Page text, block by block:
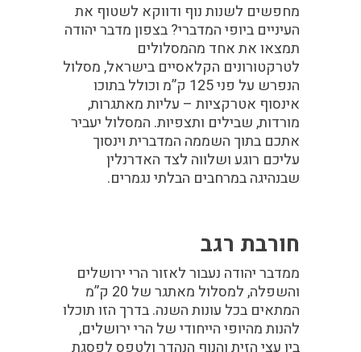
מחפשים לשנות נוף ודווקא לשטוף את
העיניים ביופי המדברי? בצפון מדבר יהודה
תמצאו את אחד מהמסלולים
לטרקטורונים הקלאסיים בישראל, מסלול
הנפרש על פני 125 ק”מ וכולל בתוכו
אינסוף אטרקציות – עליות מאתגרות,
מורדות, שבילים ותצפיות. המסלול יעביר
אתכם בתוך השממה המדברית וינסוך
עליכם רוגע ושלווה לצד האדרנלין
שבנהיגה במרחבים הבלתי נגמרים.
חורבת רגב
ממדבר יהודה נעבור לאזור הרי ירושלים
והשפלה, למסלול מאתגר של 20 ק”מ
המתאים בכל עונות השנה. בדרך הזו תוכלו
להנות מהיופי הייחודי של הרי ירושלים,
בין עצי הזית והנוף הנהדר ולטפס לפסגת